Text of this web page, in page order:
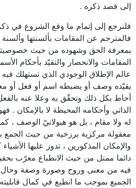
إلى قصد ذكره .
فلنرجع إلى إتمام ما وقع الشروع في
فالمترجم عن المقامات بألسنتها وألسنة
بمعرفة الحق وشهوده من حيث
المقامات والانحصار والتقيّد بأحكام
عالم الإطلاق الوجودي الذي تستهلك فيه
يقيّده وصف أو يضبطه اسم أو فعل أو
أحاط بكل ذلك وتحقّق به وعلا عنه
الذاتي وأحكامه المحيطة لا بالإمكان .
له ولا مقام ، بل هو هيولانيّ الوصف ،
معقولة مركزية برزخية من حيث الجمع
والإمكان المذكورين ، تدور عليها الأشياء
دائما ممتل من حيث الانطباع معرّب
فيه من معنى وروح وصورة وصفة وحال
الجميع بموجب ما انطبع في كمال